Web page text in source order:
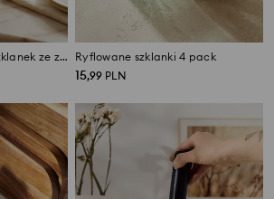
Zestaw ryflowanych szklanek ze złotą obwódką 2 pack Ryflowane szklanki 4 pack
15,99 PLN